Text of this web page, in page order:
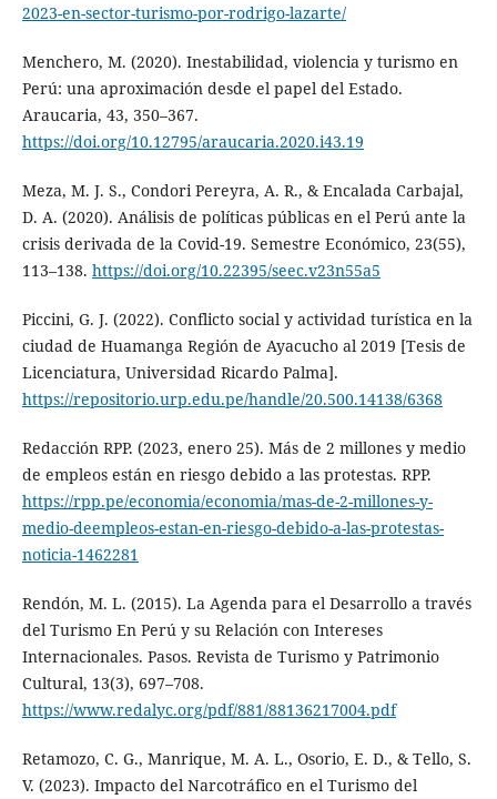
2023-en-sector-turismo-por-rodrigo-lazarte/
Menchero, M. (2020). Inestabilidad, violencia y turismo en
Perú: una aproximación desde el papel del Estado.
Araucaria, 43, 350–367.
https://doi.org/10.12795/araucaria.2020.i43.19
Meza, M. J. S., Condori Pereyra, A. R., & Encalada Carbajal,
D. A. (2020). Análisis de políticas públicas en el Perú ante la
crisis derivada de la Covid-19. Semestre Económico, 23(55),
113–138. https://doi.org/10.22395/seec.v23n55a5
Piccini, G. J. (2022). Conflicto social y actividad turística en la
ciudad de Huamanga Región de Ayacucho al 2019 [Tesis de
Licenciatura, Universidad Ricardo Palma].
https://repositorio.urp.edu.pe/handle/20.500.14138/6368
Redacción RPP. (2023, enero 25). Más de 2 millones y medio
de empleos están en riesgo debido a las protestas. RPP.
https://rpp.pe/economia/economia/mas-de-2-millones-y-
medio-deempleos-estan-en-riesgo-debido-a-las-protestas-
noticia-1462281
Rendón, M. L. (2015). La Agenda para el Desarrollo a través
del Turismo En Perú y su Relación con Intereses
Internacionales. Pasos. Revista de Turismo y Patrimonio
Cultural, 13(3), 697–708.
https://www.redalyc.org/pdf/881/88136217004.pdf
Retamozo, C. G., Manrique, M. A. L., Osorio, E. D., & Tello, S.
V. (2023). Impacto del Narcotráfico en el Turismo del